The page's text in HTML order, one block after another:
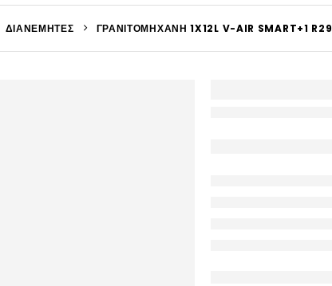
ΔΙΑΝΕΜΗΤΈΣ ΓΡΑΝΙΤΟΜΗΧΑΝΉ 1X12L V-AIR SMART+1